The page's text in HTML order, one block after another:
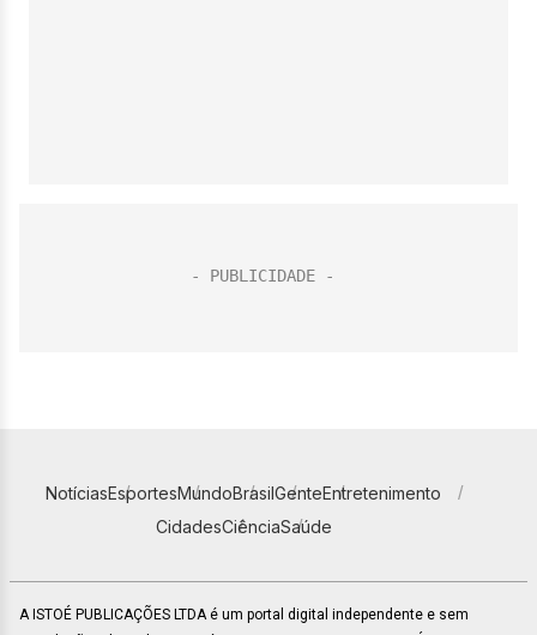
NotíciasEsportesMundoBrasilGenteEntretenimento
CidadesCiênciaSaúde
A ISTOÉ PUBLICAÇÕES LTDA é um portal digital independente e sem